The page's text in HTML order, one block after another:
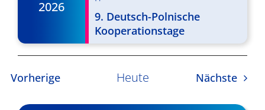
2026
9. Deutsch-Polnische
Kooperationstage
VorherigeVeranstaltungen
Heute Nächste